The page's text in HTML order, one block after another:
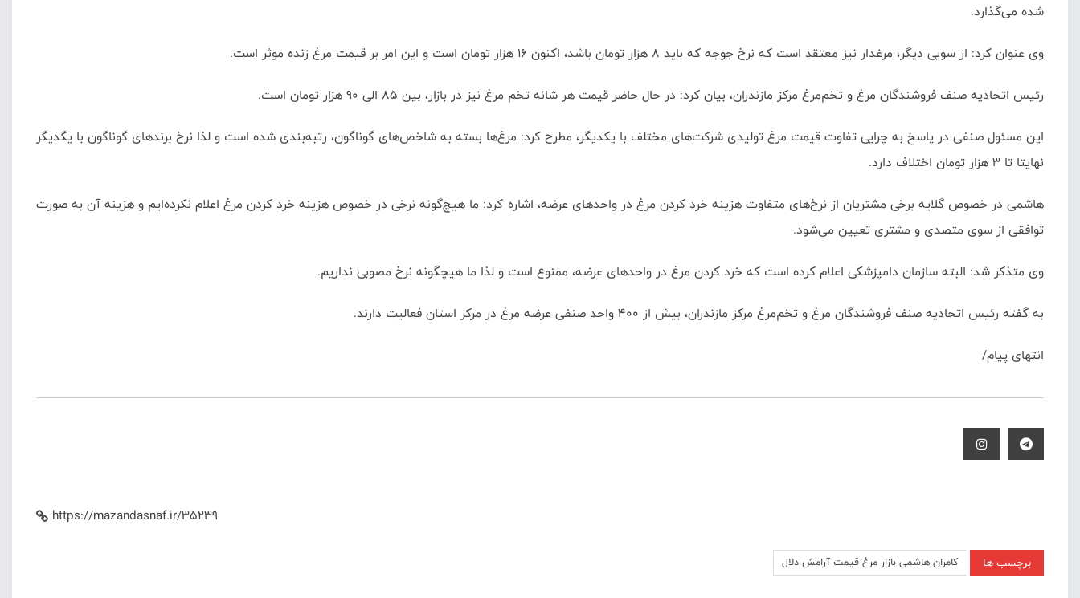
شده می‌گذارد.
وی عنوان کرد: از سویی دیگر، مرغدار نیز معتقد است که نرخ جوجه که باید 8 هزار تومان باشد، اکنون 16 هزار تومان است و این امر بر قیمت مرغ زنده موثر است.
رئیس اتحادیه صنف فروشندگان مرغ و تخم‌مرغ مرکز مازندران، بیان کرد: در حال حاضر قیمت هر شانه تخم مرغ نیز در بازار، بین 85 الی 90 هزار تومان است.
این مسئول صنفی در پاسخ به چرایی تفاوت قیمت مرغ تولیدی شرکت‌های مختلف با یکدیگر، مطرح کرد: مرغ‌ها بسته به شاخص‌های گوناگون، رتبه‌بندی شده است و لذا نرخ برندهای گوناگون با یگدیگر
نهایتا تا 3 هزار تومان اختلاف دارد.
هاشمی در خصوص گلایه برخی مشتریان از نرخ‌های متفاوت هزینه خرد کردن مرغ در واحدهای عرضه، اشاره کرد: ما هیچ‌گونه نرخی در خصوص هزینه خرد کردن مرغ اعلام نکرده‌ایم و هزینه آن به صورت
توافقی از سوی متصدی و مشتری تعیین می‌شود.
وی متذکر شد: البته سازمان دامپزشکی اعلام کرده است که خرد کردن مرغ در واحدهای عرضه، ممنوع است و لذا ما هیچگونه نرخ مصوبی نداریم.
به گفته رئیس اتحادیه صنف فروشندگان مرغ و تخم‌مرغ مرکز مازندران، بیش از 400 واحد صنفی عرضه مرغ در مرکز استان فعالیت دارند.
انتهای پیام/
https://mazandasnaf.ir/35239
برچسب ها کامران هاشمی بازار مرغ قیمت آرامش دلال